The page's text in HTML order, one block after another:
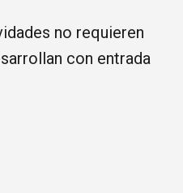
no requieren
con entrada